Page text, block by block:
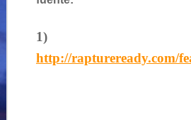
1)
http://raptureready.com/